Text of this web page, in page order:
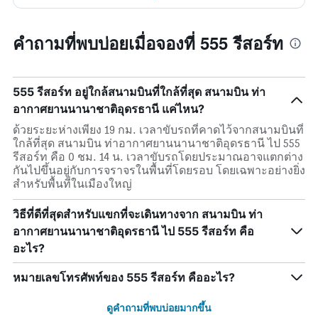
คำถามที่พบบ่อยเมื่อจองที่ 555 รีสอร์ท
555 รีสอร์ท อยู่ใกล้สนามบินที่ใกล้ที่สุด สนามบิน ท่า
อากาศยานนานาชาติอุดรธานี แค่ไหน?
ด้วยระยะห่างเพียง 19 กม. เวลาขับรถที่คาดไว้จากสนามบินที่
ใกล้ที่สุด สนามบิน ท่าอากาศยานนานาชาติอุดรธานี ไป 555
รีสอร์ท คือ 0 ชม. 14 น. เวลาขับรถโดยประมาณอาจแตกต่าง
กันไปขึ้นอยู่กับการจราจรในพื้นที่โดยรอบ โดยเฉพาะอย่างยิ่ง
สำหรับพื้นที่ในเมืองใหญ่
วิธีที่ดีที่สุดสำหรับแขกที่จะเดินทางจาก สนามบิน ท่า
อากาศยานนานาชาติอุดรธานี ไป 555 รีสอร์ท คือ
อะไร?
หมายเลขโทรศัพท์ของ 555 รีสอร์ท คืออะไร?
ดูคำถามที่พบบ่อยมากขึ้น